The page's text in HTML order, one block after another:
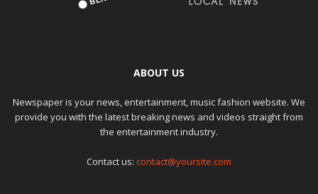
ABOUT US
Newspaper is your news, entertainment, music fashion website. We
provide you with the latest breaking news and videos straight from
the entertainment industry.
Contact us: contact@yoursite.com